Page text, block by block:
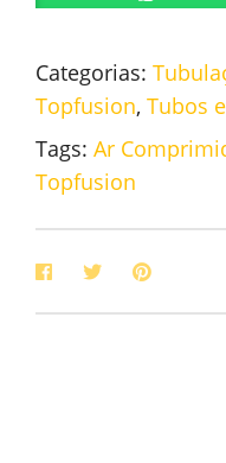
Categorias:
Topfusion, Tubos
Tags: Ar
Topfusion